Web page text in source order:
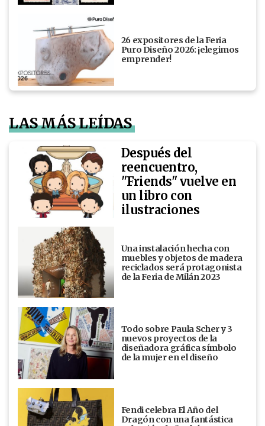
26 expositores de la Feria
Puro Diseño 2026: ¡elegimos
emprender!
LAS MÁS LEÍDAS
Después del
reencuentro,
"Friends" vuelve en
un libro con
ilustraciones
Una instalación hecha con
muebles y objetos de madera
reciclados será protagonista
de la Feria de Milán 2023
Todo sobre Paula Scher y 3
nuevos proyectos de la
diseñadora gráfica símbolo
de la mujer en el diseño
Fendi celebra El Año del
Dragón con una fantástica